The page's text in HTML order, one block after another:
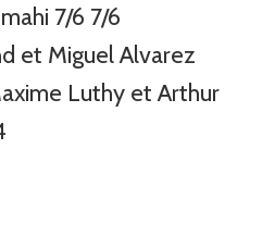
7/6 7/6
et Miguel Alvarez
Luthy et Arthur